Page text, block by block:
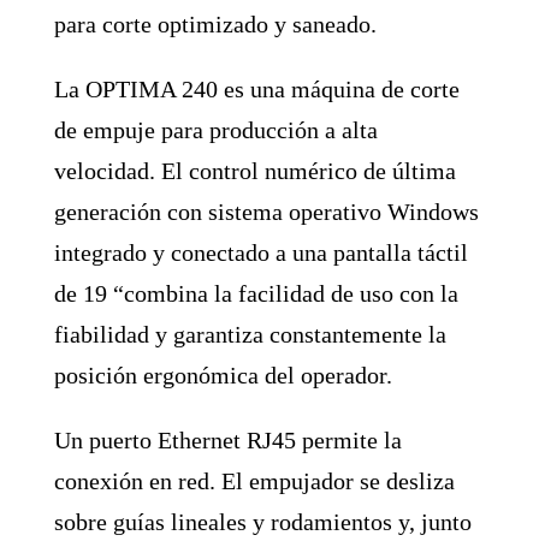
para corte optimizado y saneado.
La OPTIMA 240 es una máquina de corte
de empuje para producción a alta
velocidad. El control numérico de última
generación con sistema operativo Windows
integrado y conectado a una pantalla táctil
de 19 “combina la facilidad de uso con la
fiabilidad y garantiza constantemente la
posición ergonómica del operador.
Un puerto Ethernet RJ45 permite la
conexión en red. El empujador se desliza
sobre guías lineales y rodamientos y, junto